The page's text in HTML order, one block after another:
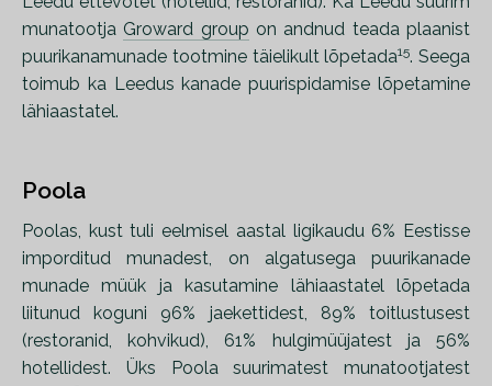
munatootja Groward group on andnud teada plaanist
puurikanamunade tootmine täielikult lõpetada15. Seega
toimub ka Leedus kanade puurispidamise lõpetamine
lähiaastatel.
Poola
Poolas, kust tuli eelmisel aastal ligikaudu 6% Eestisse
imporditud munadest, on algatusega puurikanade
munade müük ja kasutamine lähiaastatel lõpetada
liitunud koguni 96% jaekettidest, 89% toitlustusest
(restoranid, kohvikud), 61% hulgimüüjatest ja 56%
hotellidest. Üks Poola suurimatest munatootjatest